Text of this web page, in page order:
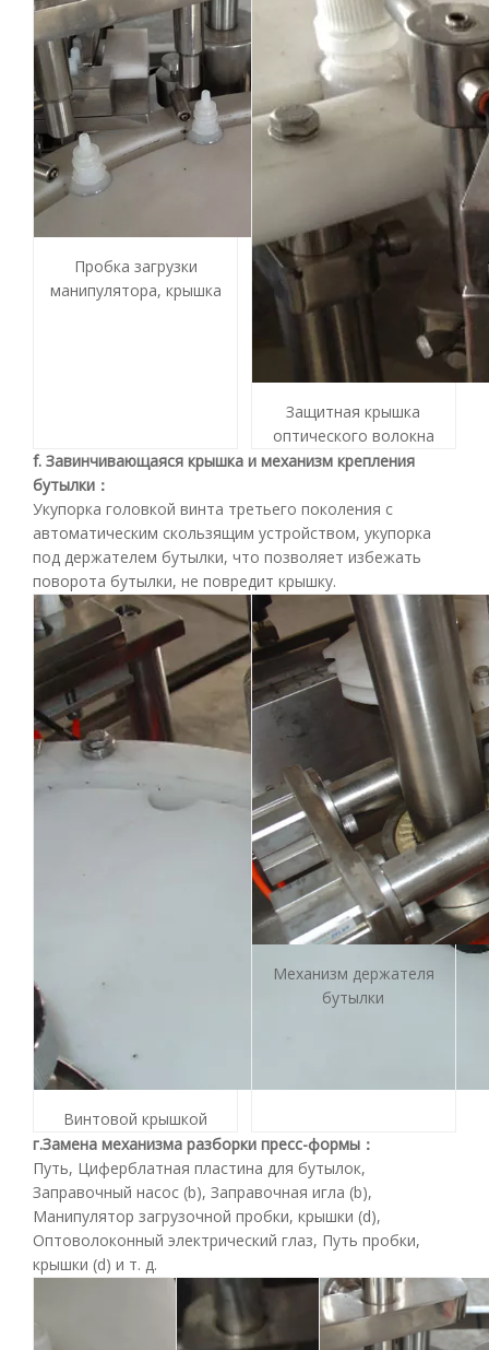
Пробка загрузки
манипулятора, крышка
Защитная крышка
оптического волокна
f. Завинчивающаяся крышка и механизм крепления
бутылки ：
Укупорка головкой винта третьего поколения с
автоматическим скользящим устройством, укупорка
под держателем бутылки, что позволяет избежать
поворота бутылки, не повредит крышку.
Винтовой крышкой
Механизм держателя
бутылки
г.Замена механизма разборки пресс-формы ：
Путь, Циферблатная пластина для бутылок,
Заправочный насос (b), Заправочная игла (b),
Манипулятор загрузочной пробки, крышки (d),
Оптоволоконный электрический глаз, Путь пробки,
крышки (d) и т. д.